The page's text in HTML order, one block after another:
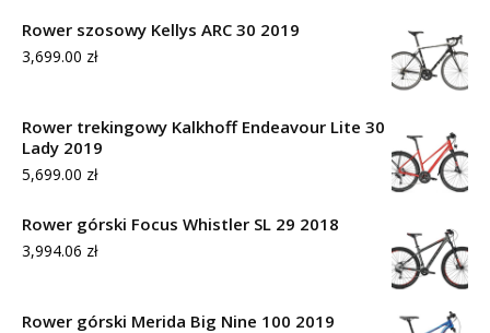
Rower szosowy Kellys ARC 30 2019
3,699.00 zł
Rower trekingowy Kalkhoff Endeavour Lite 30
Lady 2019
5,699.00 zł
Rower górski Focus Whistler SL 29 2018
3,994.06 zł
Rower górski Merida Big Nine 100 2019